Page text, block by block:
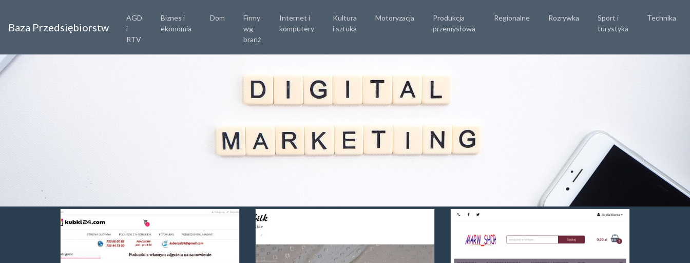
Baza Przedsiębiorstw
AGD
i
RTV
Biznes i
ekonomia
Dom
Firmy
wg
branż
Internet i
komputery
Kultura
i sztuka
Motoryzacja
Produkcja
przemysłowa
Regionalne Rozrywka
Sport i
turystyka
Technika